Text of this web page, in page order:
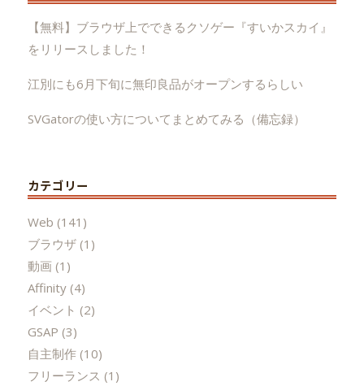
【無料】ブラウザ上でできるクソゲー『すいかスカイ』
をリリースしました！
江別にも6月下旬に無印良品がオープンするらしい
SVGatorの使い方についてまとめてみる（備忘録）
カテゴリー
Web (141)
ブラウザ(1)
動画 (1)
Affinity(4)
イベント (2)
GSAP (3)
自主制作(10)
フリーランス (1)